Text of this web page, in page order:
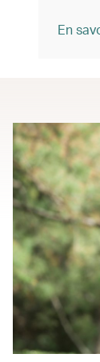
En